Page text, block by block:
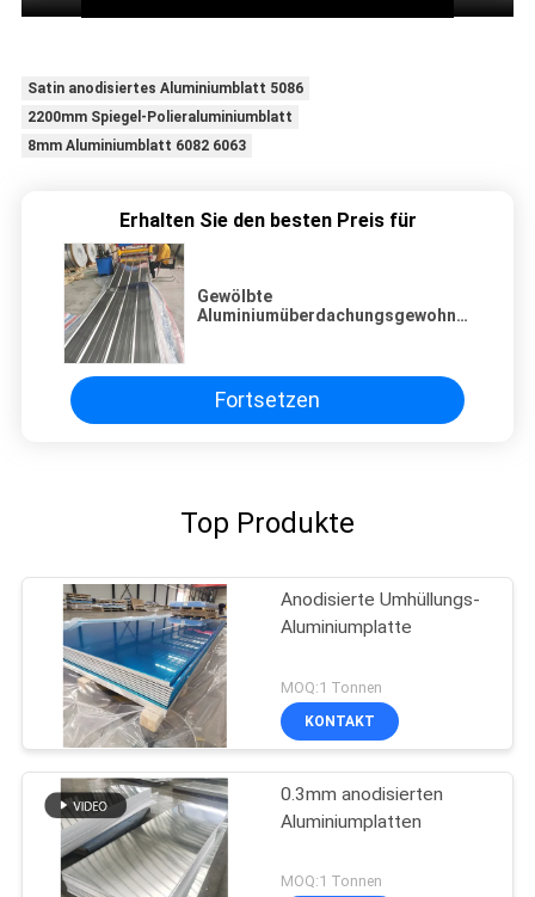
Satin anodisiertes Aluminiumblatt 5086
2200mm Spiegel-Polieraluminiumblatt
8mm Aluminiumblatt 6082 6063
Erhalten Sie den besten Preis für
Gewölbte
Aluminiumüberdachungsgewohnheits-
Fortsetzen
Top Produkte
Anodisierte Umhüllungs-
Aluminiumplatte
MOQ:1 Tonnen
KONTAKT
0.3mm anodisierten
Aluminiumplatten
MOQ:1 Tonnen